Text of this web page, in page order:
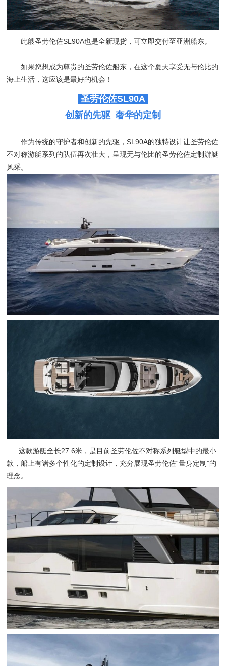
此艘圣劳伦佐SL90A也是全新现货，可立即交付至亚洲船东。
如果您想成为尊贵的圣劳伦佐船东，在这个夏天享受无与伦比的
海上生活，这应该是最好的机会！
圣劳伦佐SL90A
创新的先驱 奢华的定制
作为传统的守护者和创新的先驱，SL90A的独特设计让圣劳伦佐
不对称游艇系列的队伍再次壮大，呈现无与伦比的圣劳伦佐定制游艇
风采。
这款游艇全长27.6米，是目前圣劳伦佐不对称系列艇型中的最小
款，船上有诸多个性化的定制设计，充分展现圣劳伦佐“量身定制”的
理念。